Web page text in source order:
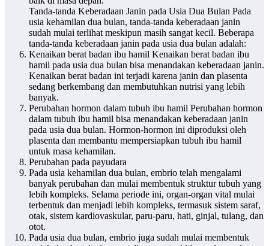
Tanda-tanda Keberadaan Janin pada Usia Dua Bulan Pada
usia kehamilan dua bulan, tanda-tanda keberadaan janin
sudah mulai terlihat meskipun masih sangat kecil. Beberapa
tanda-tanda keberadaan janin pada usia dua bulan adalah:
Kenaikan berat badan ibu hamil Kenaikan berat badan ibu
hamil pada usia dua bulan bisa menandakan keberadaan janin.
Kenaikan berat badan ini terjadi karena janin dan plasenta
sedang berkembang dan membutuhkan nutrisi yang lebih
banyak.
Perubahan hormon dalam tubuh ibu hamil Perubahan hormon
dalam tubuh ibu hamil bisa menandakan keberadaan janin
pada usia dua bulan. Hormon-hormon ini diproduksi oleh
plasenta dan membantu mempersiapkan tubuh ibu hamil
untuk masa kehamilan.
Perubahan pada payudara
Pada usia kehamilan dua bulan, embrio telah mengalami
banyak perubahan dan mulai membentuk struktur tubuh yang
lebih kompleks. Selama periode ini, organ-organ vital mulai
terbentuk dan menjadi lebih kompleks, termasuk sistem saraf,
otak, sistem kardiovaskular, paru-paru, hati, ginjal, tulang, dan
otot.
Pada usia dua bulan, embrio juga sudah mulai membentuk